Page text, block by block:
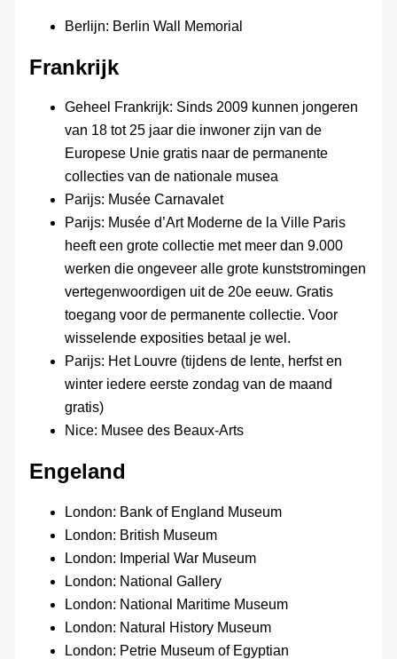
Berlijn: Berlin Wall Memorial
Frankrijk
Geheel Frankrijk: Sinds 2009 kunnen jongeren
van 18 tot 25 jaar die inwoner zijn van de
Europese Unie gratis naar de permanente
collecties van de nationale musea
Parijs: Musée Carnavalet
Parijs: Musée d’Art Moderne de la Ville Paris
heeft een grote collectie met meer dan 9.000
werken die ongeveer alle grote kunststromingen
vertegenwoordigen uit de 20e eeuw. Gratis
toegang voor de permanente collectie. Voor
wisselende exposities betaal je wel.
Parijs: Het Louvre (tijdens de lente, herfst en
winter iedere eerste zondag van de maand
gratis)
Nice: Musee des Beaux-Arts
Engeland
London: Bank of England Museum
London: British Museum
London: Imperial War Museum
London: National Gallery
London: National Maritime Museum
London: Natural History Museum
London: Petrie Museum of Egyptian